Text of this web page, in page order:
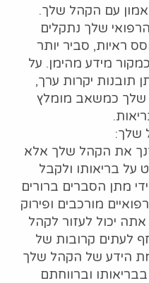
עם הקהל שלך.
שלך נתקלים
ראיות, סביר יותר
מידע מהימן. על
תובנות יקרות ערך,
כמשאב מומלץ
את הקהל שלך אלא
בריאותו ולקבל
מתן הסברים ברורים
מורכבים ופירוק
אתה יכול לעזור לקהל
לעתים קרובות של
הידע של הקהל שלך
וברווחתם